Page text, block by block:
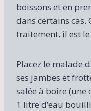
boissons et en
dans certains cas.
traitement, il est
Placez le malade
ses jambes et
salée à boire (une
1 litre d’eau